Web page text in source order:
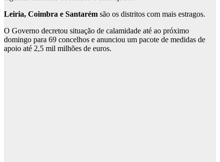
Leiria, Coimbra e Santarém são os distritos com mais estragos.
O Governo decretou situação de calamidade até ao próximo
domingo para 69 concelhos e anunciou um pacote de medidas de
apoio até 2,5 mil milhões de euros.